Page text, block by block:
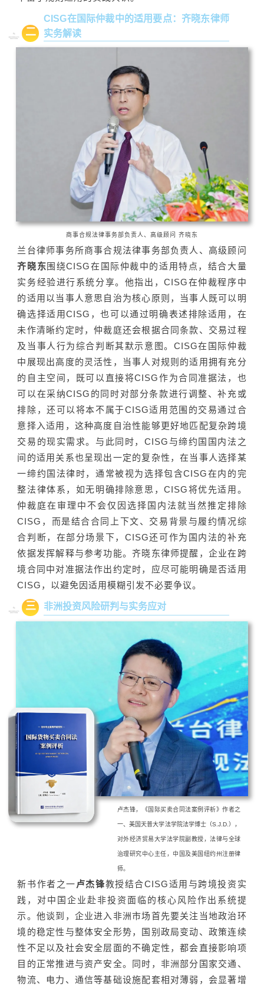
二
CISG在国际仲裁中的适用要点：齐晓东律师
实务解读
商事合规法律事务部负责人、高级顾问 齐晓东
兰台律师事务所商事合规法律事务部负责人、高级顾问
齐晓东围绕CISG在国际仲裁中的适用特点，结合大量
实务经验进行系统分享。他指出，CISG在仲裁程序中
的适用以当事人意思自治为核心原则，当事人既可以明
确选择适用CISG，也可以通过明确表述排除适用，在
未作清晰约定时，仲裁庭还会根据合同条款、交易过程
及当事人行为综合判断其默示意图。CISG在国际仲裁
中展现出高度的灵活性，当事人对规则的适用拥有充分
的自主空间，既可以直接将CISG作为合同准据法，也
可以在采纳CISG的同时对部分条款进行调整、补充或
排除，还可以将本不属于CISG适用范围的交易通过合
意择入适用，这种高度自治性能够更好地匹配复杂跨境
交易的现实需求。与此同时，CISG与缔约国国内法之
间的适用关系也呈现出一定的复杂性，在当事人选择某
一缔约国法律时，通常被视为选择包含CISG在内的完
整法律体系，如无明确排除意思，CISG将优先适用。
仲裁庭在审理中不会仅因选择国内法就当然推定排除
CISG，而是结合合同上下文、交易背景与履约情况综
合判断，在部分场景下，CISG还可作为国内法的补充
依据发挥解释与参考功能。齐晓东律师提醒，企业在跨
境合同中对准据法作出约定时，应尽可能明确是否适用
CISG，以避免因适用模糊引发不必要争议。
三 非洲投资风险研判与实务应对
卢杰锋，《国际买卖合同法案例评析》作者之
一、美国天普大学法学院法学博士（S.J.D.），
对外经济贸易大学法学院副教授，法律与全球
治理研究中心主任，中国及美国纽约州注册律
师。
新书作者之一 卢杰锋教授结合CISG适用与跨境投资实
践，对中国企业赴非投资面临的核心风险作出系统提
示。他谈到，企业进入非洲市场首先要关注当地政治环
境的稳定性与整体安全形势，国别政局变动、政策连续
性不足以及社会安全层面的不确定性，都会直接影响项
目的正常推进与资产安全。同时，非洲部分国家交通、
物流、电力、通信等基础设施配套相对薄弱，会显著增